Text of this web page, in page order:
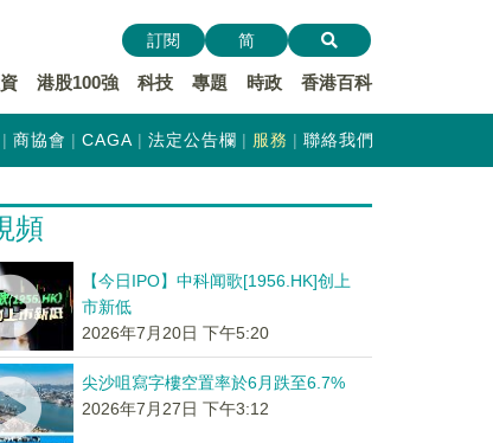
港股100強 科技 專題 時政 香港百科
訂閱 简
商協會 CAGA 法定公告欄 服務 聯絡我們
頻
【今日IPO】中科闻歌[1956.HK]创上
市新低
2026年7月20日 下午5:20
尖沙咀寫字樓空置率於6月跌至6.7%
2026年7月27日 下午3:12